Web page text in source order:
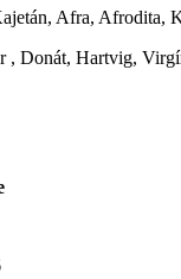
Afra, Afrodita,
, Donát, Hartvig,